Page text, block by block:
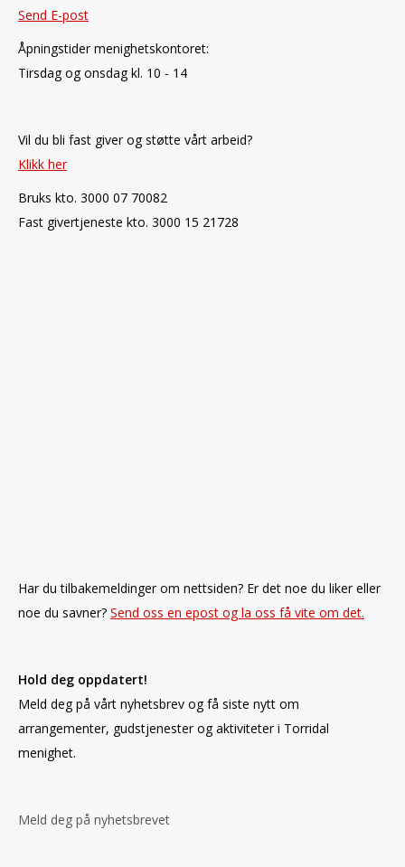
Send E-post
Åpningstider menighetskontoret:
Tirsdag og onsdag kl. 10 - 14
Vil du bli fast giver og støtte vårt arbeid?
Klikk her
Bruks kto. 3000 07 70082
Fast givertjeneste kto. 3000 15 21728
Har du tilbakemeldinger om nettsiden? Er det noe du liker eller
noe du savner? Send oss en epost og la oss få vite om det.
Hold deg oppdatert!
Meld deg på vårt nyhetsbrev og få siste nytt om
arrangementer, gudstjenester og aktiviteter i Torridal
menighet.
Meld deg på nyhetsbrevet